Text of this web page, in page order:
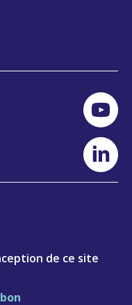
de ce site